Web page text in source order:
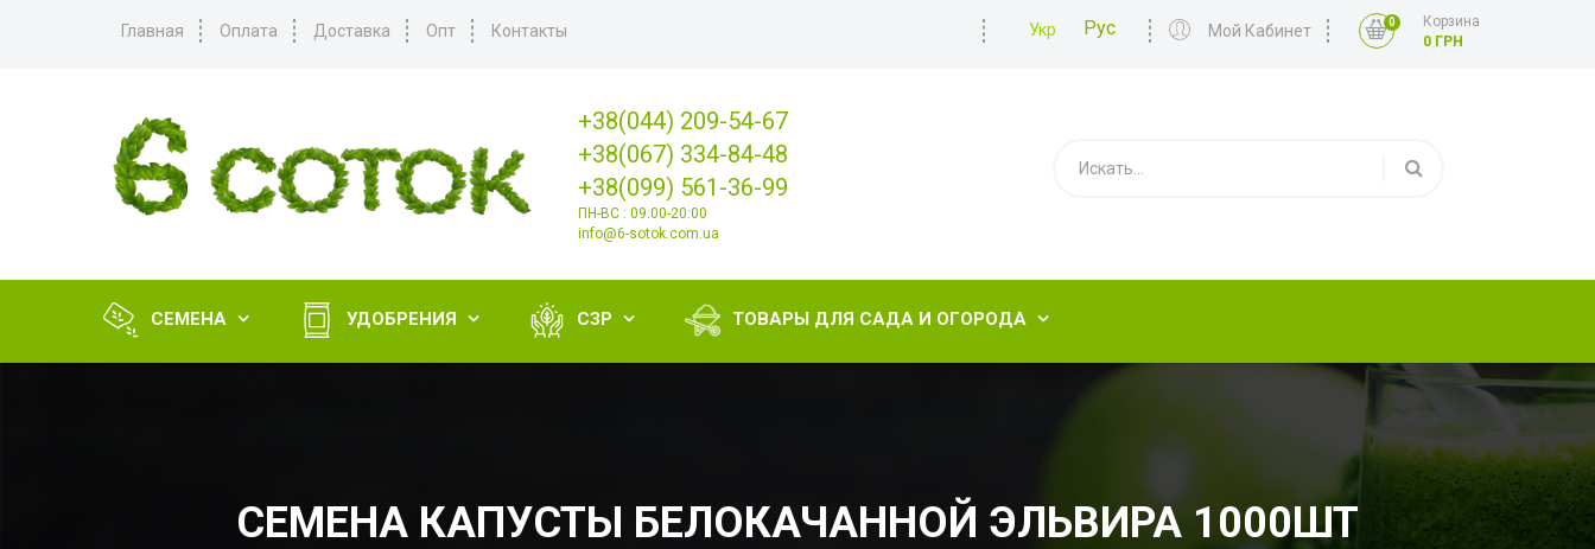
Главная Оплата Доставка Опт Контакты Укр Рус Мой Кабинет 0
Корзина
0 ГРН
+38(044) 209-54-67
+38(067) 334-84-48
+38(099) 561-36-99
ПН-ВС : 09:00-20:00
info@6-sotok.com.ua
СЕМЕНА  УДОБРЕНИЯ  СЗР  ТОВАРЫ ДЛЯ САДА И ОГОРОДА 
СЕМЕНА КАПУСТЫ БЕЛОКАЧАННОЙ ЭЛЬВИРА 1000ШТ